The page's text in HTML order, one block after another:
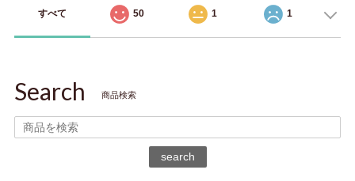
すべて 50 1 1
Search 商品検索
search